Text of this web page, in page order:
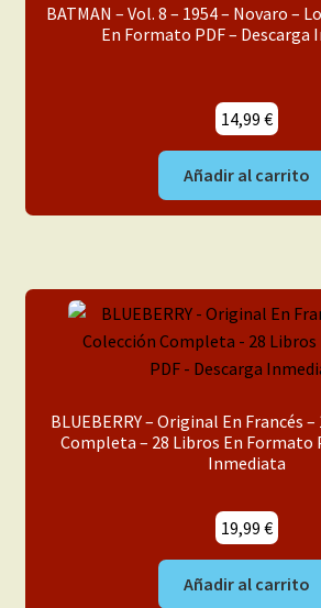
BATMAN – Vol. 8 – 1954 – Novaro –
En Formato PDF – Descarga
14,99 €
Añadir al carrito
BLUEBERRY – Original En Francés
Completa – 28 Libros En Formato
Inmediata
19,99 €
Añadir al carrito